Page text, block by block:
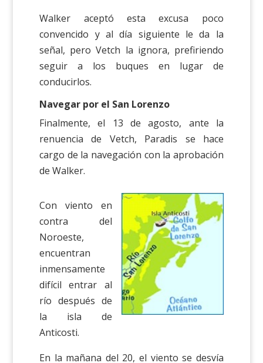
Walker aceptó esta excusa poco
convencido y al día siguiente le da la
señal, pero Vetch la ignora, prefiriendo
seguir a los buques en lugar de
conducirlos.
Navegar por el San Lorenzo
Finalmente, el 13 de agosto, ante la
renuencia de Vetch, Paradis se hace
cargo de la navegación con la aprobación
de Walker.
Con viento en
contra del
Noroeste,
encuentran
inmensamente
difícil entrar al
río después de
la isla de
Anticosti.
En la mañana del 20, el viento se desvía